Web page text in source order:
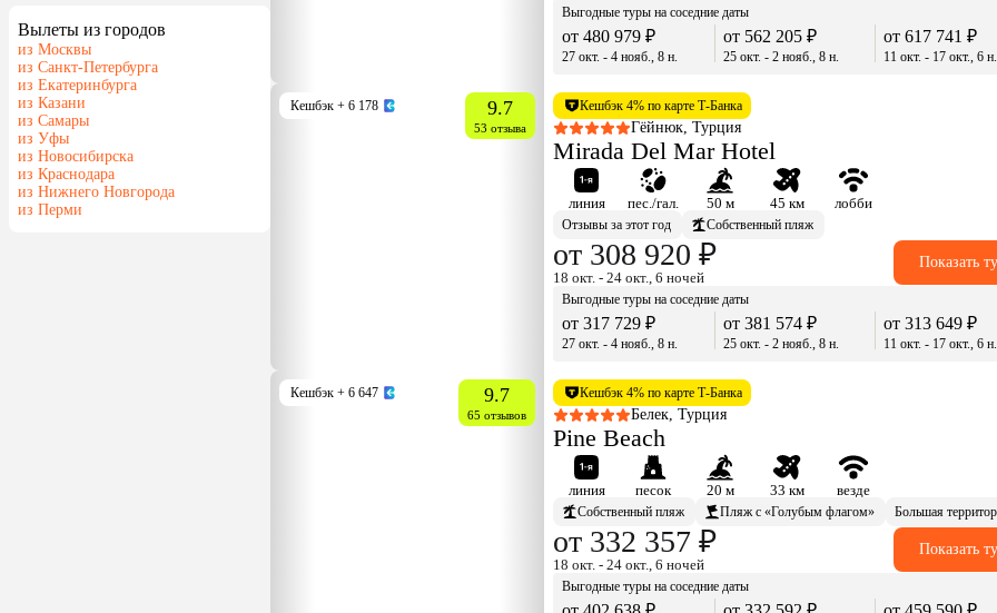
Вылеты из городов
из Москвы
из Санкт-Петербурга
из Екатеринбурга
из Казани
из Самары
из Уфы
из Новосибирска
из Краснодара
из Нижнего Новгорода
из Перми
Выгодные туры на соседние даты
от 480 979 ₽
27 окт. - 4 нояб., 8 н.
от 562 205 ₽
25 окт. - 2 нояб., 8 н.
от 617 741 ₽
11 окт. - 17 окт., 6 н.
Кешбэк + 6 178 9.7
53 отзыва
Кешбэк 4% по карте Т-Банка
Гёйнюк, Турция
Mirada Del Mar Hotel
линия пес./гал. 50 м 45 км
лобби
Отзывы за этот год
Собственный пляж
от 308 920 ₽
18 окт. - 24 окт., 6 ночей
Показать
Выгодные туры на соседние даты
от 317 729 ₽
27 окт. - 4 нояб., 8 н.
от 381 574 ₽
25 окт. - 2 нояб., 8 н.
от 313 649 ₽
11 окт. - 17 окт., 6 н.
Кешбэк + 6 647 9.7
65 отзывов
Кешбэк 4% по карте Т-Банка
Белек, Турция
Pine Beach
линия песок 20 м 33 км
везде
Собственный пляж
Пляж с «Голубым флагом» Большая
от 332 357 ₽
18 окт. - 24 окт., 6 ночей
Показать
Выгодные туры на соседние даты